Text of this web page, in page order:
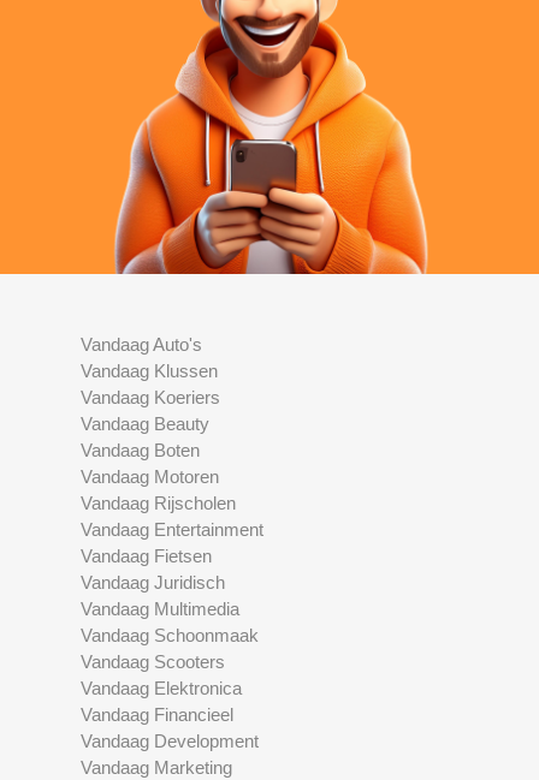
Vandaag Auto's
Vandaag Klussen
Vandaag Koeriers
Vandaag Beauty
Vandaag Boten
Vandaag Motoren
Vandaag Rijscholen
Vandaag Entertainment
Vandaag Fietsen
Vandaag Juridisch
Vandaag Multimedia
Vandaag Schoonmaak
Vandaag Scooters
Vandaag Elektronica
Vandaag Financieel
Vandaag Development
Vandaag Marketing